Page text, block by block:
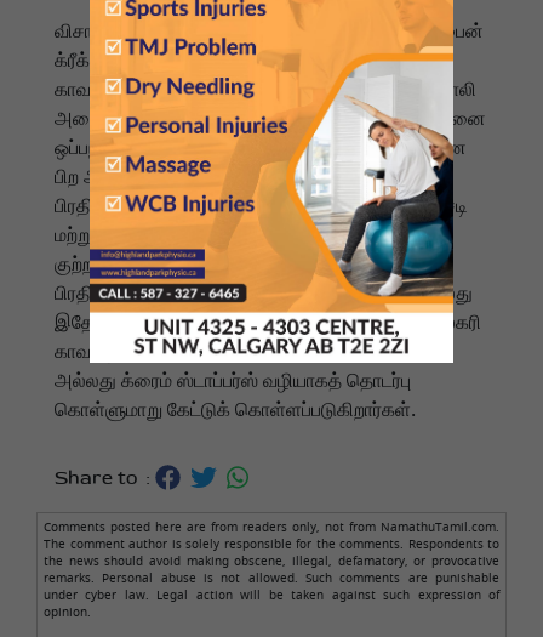
விசாரணையின் ஒரு பகுதியாக, ஜூன் 20 அன்று பைன்
க்ரீக்கில் உள்ள பிரதிவாதியின் இல்லத்தில்
காவல்துறையினர் சோதனை நடத்தி, ஏராளமான போலி
அடையாள ஆவணங்கள், பூர்த்தி செய்யப்பட்ட விற்பனை
ஒப்பந்தங்கள், பணம் மற்றும் வாகனங்கள் தொடர்பான
பிற அதிகாரப்பூர்வ ஆவணங்களைக் கைப்பற்றினர்.
பிரதிவாதி மீது $5,000-க்கும் அதிகமான நிதி மோசடி
மற்றும் போலி ஆவணம் தயாரித்தல் ஆகிய
குற்றச்சாட்டுகள் பதிவு செய்யப்பட்டுள்ளன.
பிரதிவாதியைப் பற்றிய தகவல் தெரிந்தவர்கள் அல்லது
இதே போன்ற மோசடியால் பாதிக்கப்பட்டவர்கள், கால்கரி
காவல்துறையை 403-266-1234 என்ற எண்ணில்
அல்லது க்ரைம் ஸ்டாப்பர்ஸ் வழியாகத் தொடர்பு
கொள்ளுமாறு கேட்டுக் கொள்ளப்படுகிறார்கள்.
Share to :
Comments posted here are from readers only, not from NamathuTamil.com.
The comment author is solely responsible for the comments. Respondents to
the news should avoid making obscene, illegal, defamatory, or provocative
remarks. Personal abuse is not allowed. Such comments are punishable
under cyber law. Legal action will be taken against such expression of
opinion.